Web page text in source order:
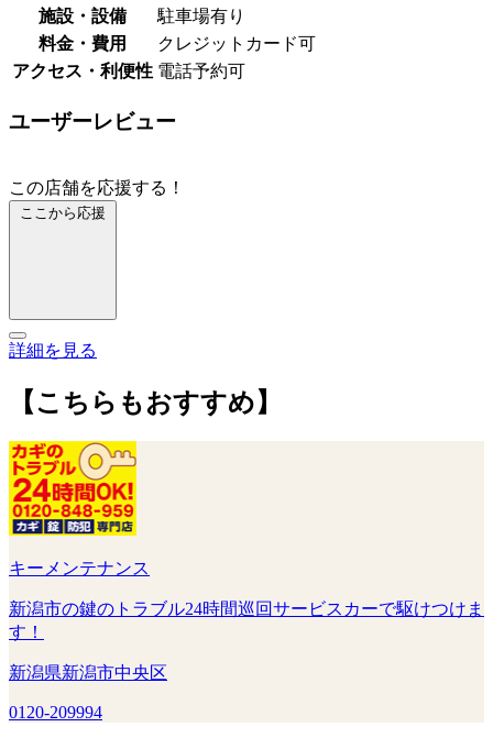
施設・設備
駐車場有り
料金・費用
クレジットカード可
アクセス・利便性 電話予約可
ユーザーレビュー
この店舗を応援する！
ここから応援
詳細を見る
【こちらもおすすめ】
キーメンテナンス
新潟市の鍵のトラブル24時間巡回サービスカーで駆けつけま
す！
新潟県新潟市中央区
0120-209994